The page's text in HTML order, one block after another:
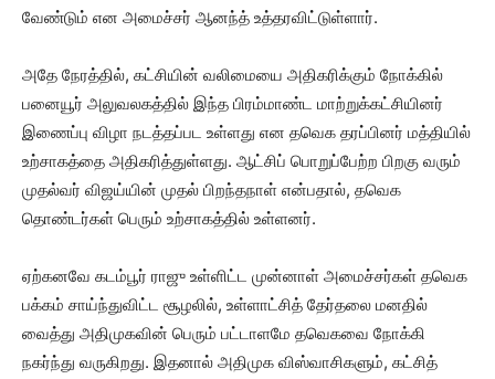
வேண்டும் என அமைச்சர் ஆனந்த் உத்தரவிட்டுள்ளார்.
அதே நேரத்தில், கட்சியின் வலிமையை அதிகரிக்கும் நோக்கில்
பனையூர் அலுவலகத்தில் இந்த பிரம்மாண்ட மாற்றுக்கட்சியினர்
இணைப்பு விழா நடத்தப்பட உள்ளது என தவெக தரப்பினர் மத்தியில்
உற்சாகத்தை அதிகரித்துள்ளது. ஆட்சிப் பொறுப்பேற்ற பிறகு வரும்
முதல்வர் விஜய்யின் முதல் பிறந்தநாள் என்பதால், தவெக
தொண்டர்கள் பெரும் உற்சாகத்தில் உள்ளனர்.
ஏற்கனவே கடம்பூர் ராஜு உள்ளிட்ட முன்னாள் அமைச்சர்கள் தவெக
பக்கம் சாய்ந்துவிட்ட சூழலில், உள்ளாட்சித் தேர்தலை மனதில்
வைத்து அதிமுகவின் பெரும் பட்டாளமே தவெகவை நோக்கி
நகர்ந்து வருகிறது. இதனால் அதிமுக விஸ்வாசிகளும், கட்சித்